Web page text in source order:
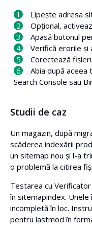
Lipește adresa
Opțional,
Apasă butonul
Verifică erorile
Corectează
Abia după
Search Console sau
Studii de caz
Un magazin, după
scăderea indexării
un sitemap nou și l-a
o problemă la citirea
Testarea cu
în sitemapindex.
incompletă în loc.
pentru lastmod în